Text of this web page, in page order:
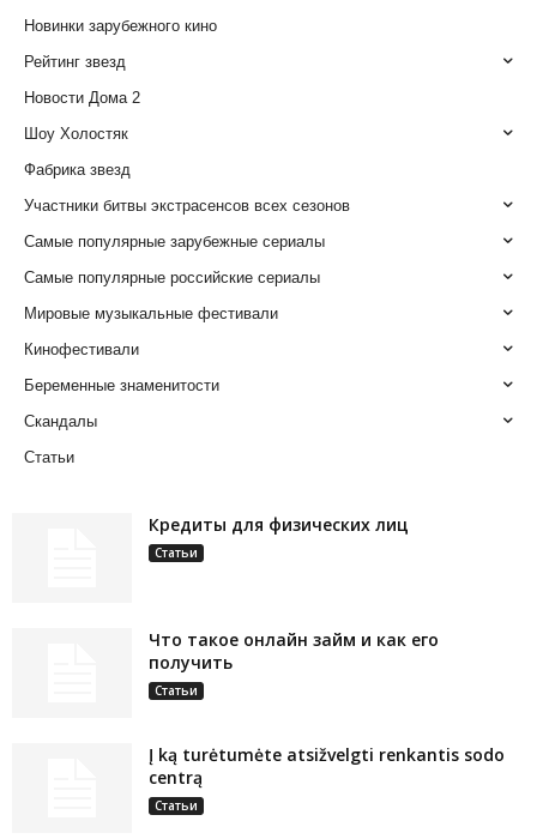
Новинки зарубежного кино
Рейтинг звезд
Новости Дома 2
Шоу Холостяк
Фабрика звезд
Участники битвы экстрасенсов всех сезонов
Самые популярные зарубежные сериалы
Самые популярные российские сериалы
Мировые музыкальные фестивали
Кинофестивали
Беременные знаменитости
Скандалы
Статьи
Кредиты для физических лиц
Статьи
Что такое онлайн займ и как его
получить
Статьи
Į ką turėtumėte atsižvelgti renkantis sodo
centrą
Статьи